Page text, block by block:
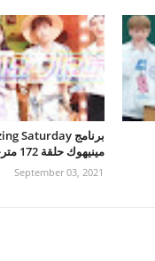
مينيهوك حلقة 172 مترجمة للعربية
September 03, 2021